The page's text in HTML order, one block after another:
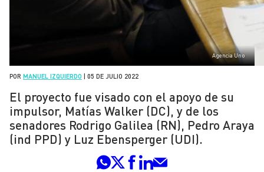
Agencia Uno
POR MANUEL IZQUIERDO 05 DE JULIO 2022
El proyecto fue visado con el apoyo de su
impulsor, Matías Walker (DC), y de los
senadores Rodrigo Galilea (RN), Pedro Araya
(ind PPD) y Luz Ebensperger (UDI).